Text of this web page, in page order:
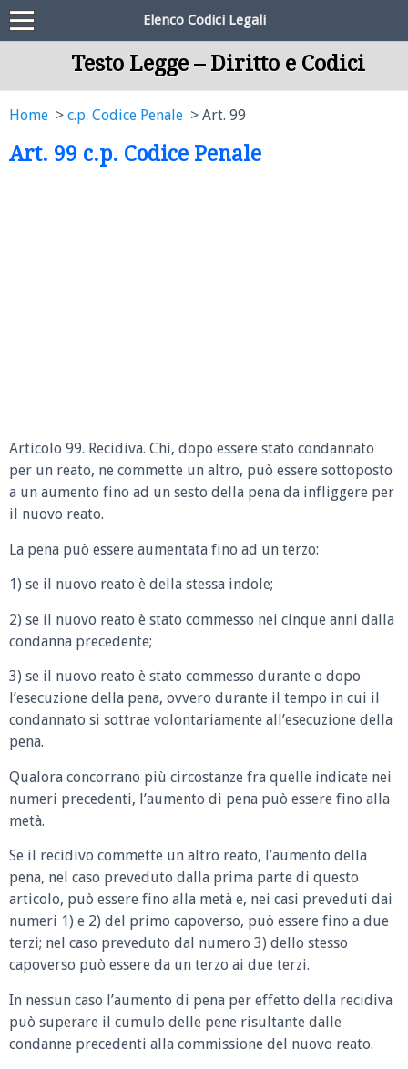
Elenco Codici Legali
Testo Legge – Diritto e Codici
Home c.p. Codice Penale Art. 99
Art. 99 c.p. Codice Penale
Articolo 99. Recidiva. Chi, dopo essere stato condannato
per un reato, ne commette un altro, può essere sottoposto
a un aumento fino ad un sesto della pena da infliggere per
il nuovo reato.
La pena può essere aumentata fino ad un terzo:
1) se il nuovo reato è della stessa indole;
2) se il nuovo reato è stato commesso nei cinque anni dalla
condanna precedente;
3) se il nuovo reato è stato commesso durante o dopo
l’esecuzione della pena, ovvero durante il tempo in cui il
condannato si sottrae volontariamente all’esecuzione della
pena.
Qualora concorrano più circostanze fra quelle indicate nei
numeri precedenti, l’aumento di pena può essere fino alla
metà.
Se il recidivo commette un altro reato, l’aumento della
pena, nel caso preveduto dalla prima parte di questo
articolo, può essere fino alla metà e, nei casi preveduti dai
numeri 1) e 2) del primo capoverso, può essere fino a due
terzi; nel caso preveduto dal numero 3) dello stesso
capoverso può essere da un terzo ai due terzi.
In nessun caso l’aumento di pena per effetto della recidiva
può superare il cumulo delle pene risultante dalle
condanne precedenti alla commissione del nuovo reato.